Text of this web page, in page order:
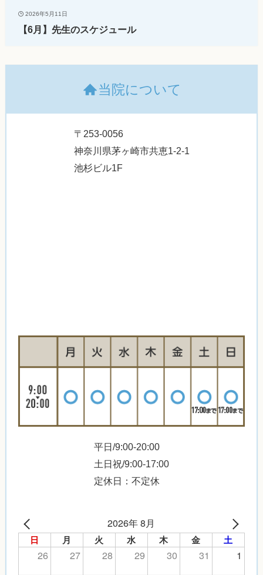
2026年5月11日
【6月】先生のスケジュール
当院について
〒253-0056
神奈川県茅ヶ崎市共恵1-2-1
池杉ビル1F
平日/9:00-20:00
土日祝/9:00-17:00
定休日：不定休
2026年 8月
日 月 火 水 木 金 土
26 27 28 29 30 31
1